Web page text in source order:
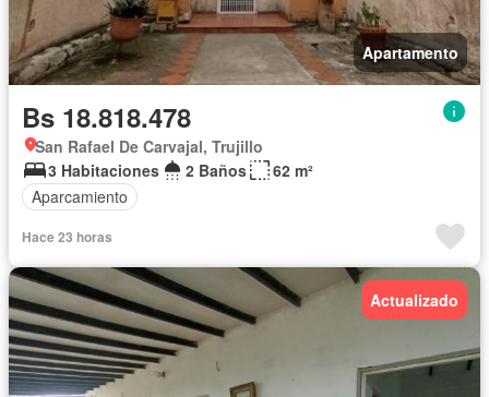
Apartamento
Bs 18.818.478
San Rafael De Carvajal, Trujillo
3 Habitaciones
2 Baños
62 m²
Aparcamiento
Hace 23 horas
Actualizado